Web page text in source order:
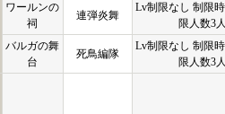
ワールンの
祠
連弾炎舞
Lv制限なし 制限
限人数3
バルガの舞
台
死鳥編隊
Lv制限なし 制限
限人数3